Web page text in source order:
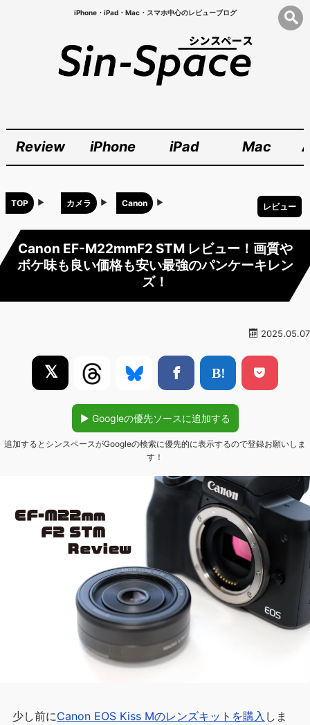
iPhone・iPad・Mac・スマホ中心のレビューブログ
Review iPhone iPad Mac
TOP カメラ Canon レビュー
Canon EF-M22mmF2 STM レビュー！画質や
ボケ味も良い価格も安い最強のパンケーキレン
ズ！
2025.05.07
𝕏
▶︎ Googleの優先ソースに追加する
追加するとシンスペースがGoogleの検索に優先的に表示するので登録お願いしま
す！
少し前にCanon EOS Kiss Mのレンズキットを購入 しま